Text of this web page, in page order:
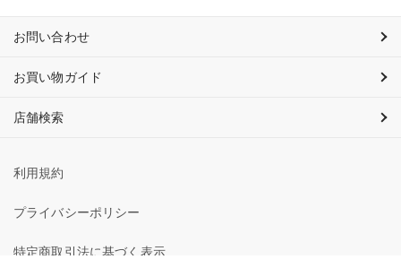
お問い合わせ
お買い物ガイド
店舗検索
利用規約
プライバシーポリシー
特定商取引法に基づく表示